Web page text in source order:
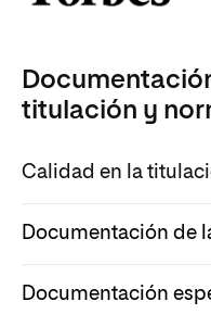
titulación y
Calidad en la
Documentación de
Documentación